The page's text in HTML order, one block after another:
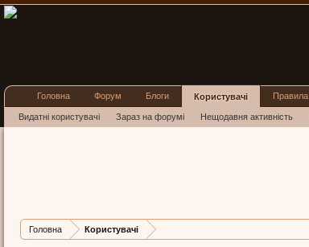
Головна Користувачі
Головна Форум Блоги Користувачі
Видатні користувачі Зараз на форумі Нещодавня активність
Правила